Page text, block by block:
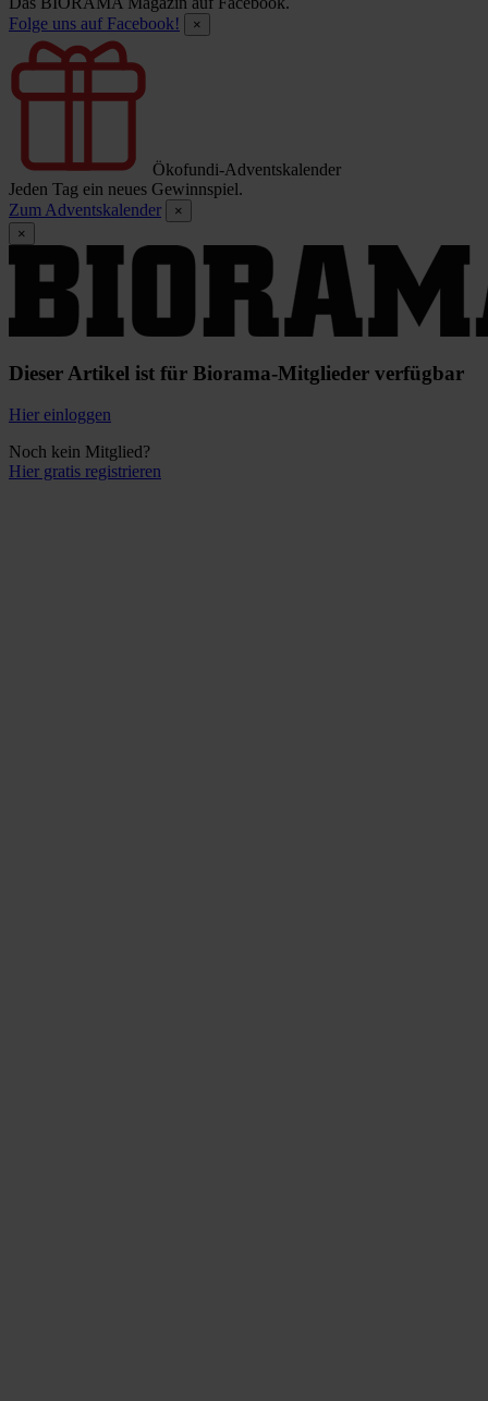
Folge uns auf Facebook!
×
Ökofundi-Adventskalender
Jeden Tag ein neues Gewinnspiel.
Zum Adventskalender
×
×
Dieser Artikel ist für Biorama-Mitglieder verfügbar
Hier einloggen
Noch kein Mitglied?
Hier gratis registrieren